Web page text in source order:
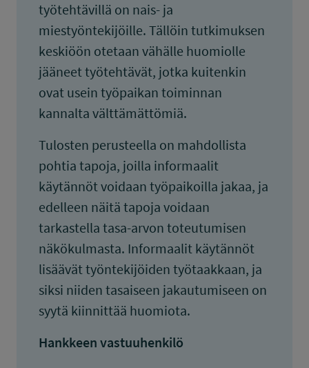
työtehtävillä on nais- ja
miestyöntekijöille. Tällöin tutkimuksen
keskiöön otetaan vähälle huomiolle
jääneet työtehtävät, jotka kuitenkin
ovat usein työpaikan toiminnan
kannalta välttämättömiä.
Tulosten perusteella on mahdollista
pohtia tapoja, joilla informaalit
käytännöt voidaan työpaikoilla jakaa, ja
edelleen näitä tapoja voidaan
tarkastella tasa-arvon toteutumisen
näkökulmasta. Informaalit käytännöt
lisäävät työntekijöiden työtaakkaan, ja
siksi niiden tasaiseen jakautumiseen on
syytä kiinnittää huomiota.
Hankkeen vastuuhenkilö